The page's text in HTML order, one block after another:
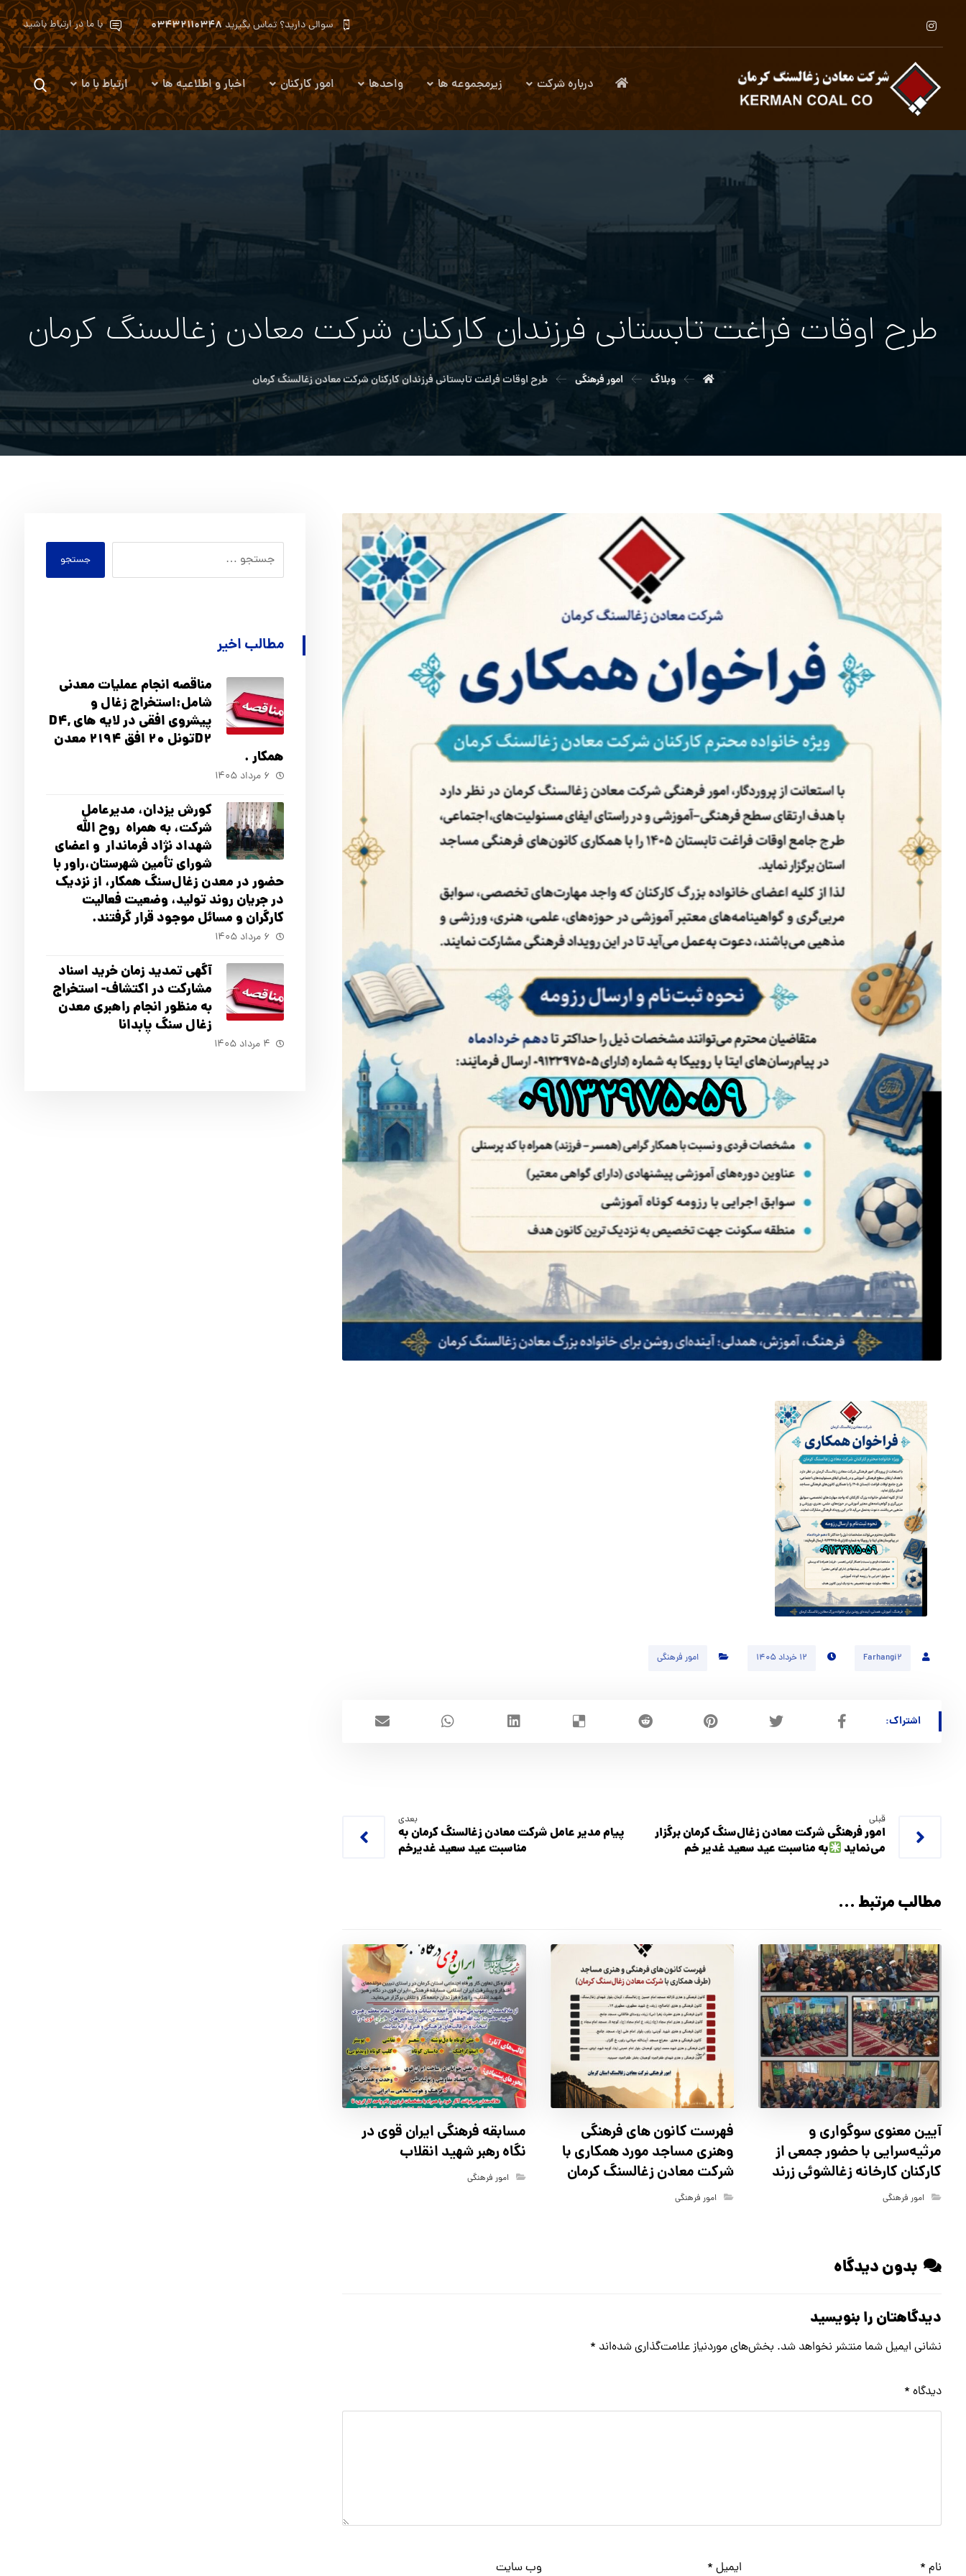
با ما در ارتباط باشید سوالی دارید؟ تماس بگیرید۰۳۴۳۲۱۱۰۳۴۸
درباره شرکت زیرمجموعه ها واحدها امور کارکنان اخبار و اطلاعیه ها ارتباط با ما
طرح اوقات فراغت تابستاني فرزندان كاركنان شركت معادن زغالسنگ كرمان
وبلاگ امور فرهنگی طرح اوقات فراغت تابستاني فرزندان كاركنان شركت معادن زغالسنگ كرمان
Farhangi2 ۱۲ خرداد ۱۴۰۵ امور فرهنگی
قبلی
امور فرهنگی شرکت معادن زغال‌سنگ کرمان برگزار
می‌نماید
به مناسبت عید سعید غدیر خم
بعدی
پیام مدیر عامل شرکت معادن زغالسنگ کرمان به
مناسبت عید سعید غدیرخم
مطالب مرتبط ...
آیین معنوی سوگواری و
مرثیه‌سرایی با حضور جمعی از
کارکنان كارخانه زغالشوئي زرند
امور فرهنگی
فهرست كانون هاي فرهنگي
وهنري مساجد مورد همكاري با
شركت معادن زغالسنگ كرمان
امور فرهنگی
مسابقه فرهنگي ايران قوي در
نگاه رهبر شهيد انقلاب
امور فرهنگی
بدون دیدگاه
دیدگاهتان را بنویسید
نشانی ایمیل شما منتشر نخواهد شد. بخش‌های موردنیاز علامت‌گذاری شده‌اند *
دیدگاه *
نام * ایمیل * وب‌ سایت
جستجو
مطالب اخیر
مناقصه انجام عملیات معدنی
شامل:استخراج زغال و
پیشروی افقی در لایه های D4,
D2تونل 20 افق 2194 معدن
همکار .
۶ مرداد ۱۴۰۵
کورش یزدان، مدیرعامل
شرکت، به همراه روح الله
شهداد نژاد فرماندار و اعضای
شورای تأ‌مین شهرستان،راور با
حضور در معدن زغال‌سنگ همکار، از نزدیک
در جریان روند تولید، وضعیت فعالیت
کارگران و مسائل موجود قرار گرفتند.
۶ مرداد ۱۴۰۵
آگهي تمدید زمان خرید اسناد
مشارکت در اکتشاف- استخراج
به منظور انجام راهبری معدن
زغال سنگ پابدانا
۴ مرداد ۱۴۰۵